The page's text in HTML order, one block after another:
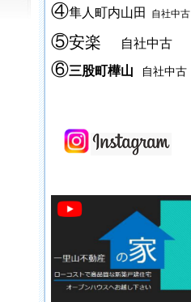
④隼人町内山田 自社中古
⑤安楽 自社中古
⑥三股町樺山 自社中古